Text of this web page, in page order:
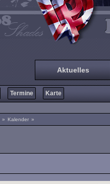
Aktuelles
Termine Karte
» Kalender »